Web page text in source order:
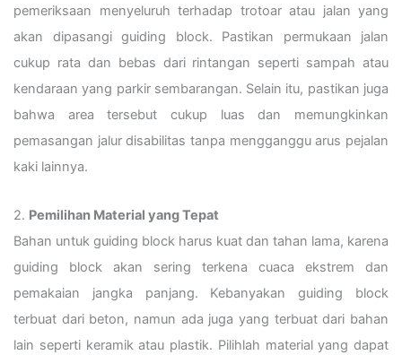
pemeriksaan menyeluruh terhadap trotoar atau jalan yang
akan dipasangi guiding block. Pastikan permukaan jalan
cukup rata dan bebas dari rintangan seperti sampah atau
kendaraan yang parkir sembarangan. Selain itu, pastikan juga
bahwa area tersebut cukup luas dan memungkinkan
pemasangan jalur disabilitas tanpa mengganggu arus pejalan
kaki lainnya.
2. Pemilihan Material yang Tepat
Bahan untuk guiding block harus kuat dan tahan lama, karena
guiding block akan sering terkena cuaca ekstrem dan
pemakaian jangka panjang. Kebanyakan guiding block
terbuat dari beton, namun ada juga yang terbuat dari bahan
lain seperti keramik atau plastik. Pilihlah material yang dapat